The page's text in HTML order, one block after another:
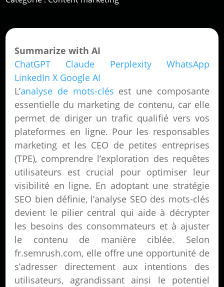
Summarize with AI
ChatGPT
Claude Perplexity
WhatsApp
LinkedIn X Google AI
L’analyse de mots-clés est une composante
essentielle du marketing de contenu, car elle
permet de diriger un trafic qualifié vers vos
plateformes en ligne. Pour les responsables
marketing et les CEO de petites entreprises
(TPE), comprendre l’exploration des requêtes
utilisateurs est crucial pour optimiser leur
visibilité en ligne. En adoptant une stratégie
SEO bien définie, l’analyse SEO des mots-clés
devient le pilier central qui aide à décrypter
les besoins des consommateurs et à ajuster
le contenu de manière ciblée. Selon
fr.semrush.com, elle offre une opportunité de
s’adresser directement aux intentions des
utilisateurs, agrandissant ainsi le potentiel